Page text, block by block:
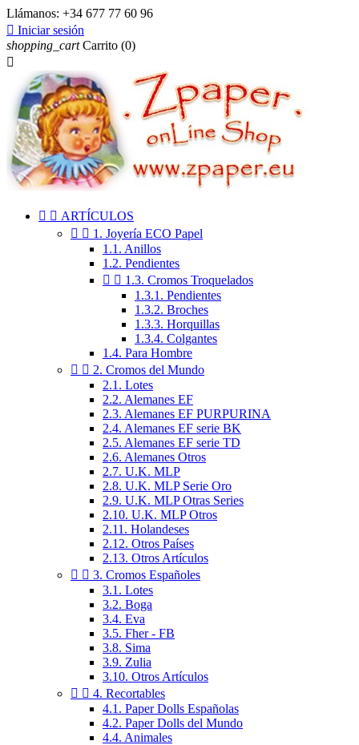
Llámanos: +34 677 77 60 96
 Iniciar sesión
shopping_cart Carrito (0)

  ARTÍCULOS
  1. Joyería ECO Papel
1.1. Anillos
1.2. Pendientes
  1.3. Cromos Troquelados
1.3.1. Pendientes
1.3.2. Broches
1.3.3. Horquillas
1.3.4. Colgantes
1.4. Para Hombre
  2. Cromos del Mundo
2.1. Lotes
2.2. Alemanes EF
2.3. Alemanes EF PURPURINA
2.4. Alemanes EF serie BK
2.5. Alemanes EF serie TD
2.6. Alemanes Otros
2.7. U.K. MLP
2.8. U.K. MLP Serie Oro
2.9. U.K. MLP Otras Series
2.10. U.K. MLP Otros
2.11. Holandeses
2.12. Otros Países
2.13. Otros Artículos
  3. Cromos Españoles
3.1. Lotes
3.2. Boga
3.4. Eva
3.5. Fher - FB
3.8. Sima
3.9. Zulia
3.10. Otros Artículos
  4. Recortables
4.1. Paper Dolls Españolas
4.2. Paper Dolls del Mundo
4.4. Animales